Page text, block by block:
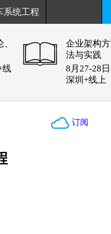
系统工程
线
企业架构方
法与实践
8月27-28日
深圳+线上
订阅